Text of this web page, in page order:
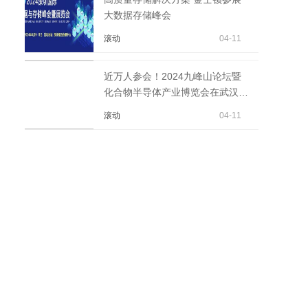
大数据存储峰会
滚动 04-11
近万人参会！2024九峰山论坛暨
化合物半导体产业博览会在武汉召
滚动 04-11